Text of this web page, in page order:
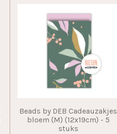
Beads by DEB Cadeauzakjes
bloem (M) (12x19cm) - 5
stuks